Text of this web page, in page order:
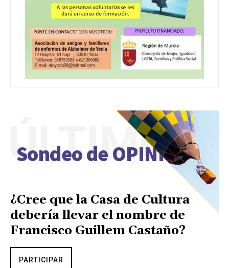
Sondeo de OPINIÓN
ÚLTIMO
¿Cree que la Casa de Cultura
debería llevar el nombre de
Francisco Guillem Castaño?
PARTICIPAR